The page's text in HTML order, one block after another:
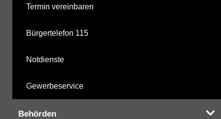
Termin vereinbaren
Bürgertelefon 115
Notdienste
Gewerbeservice
Behörden